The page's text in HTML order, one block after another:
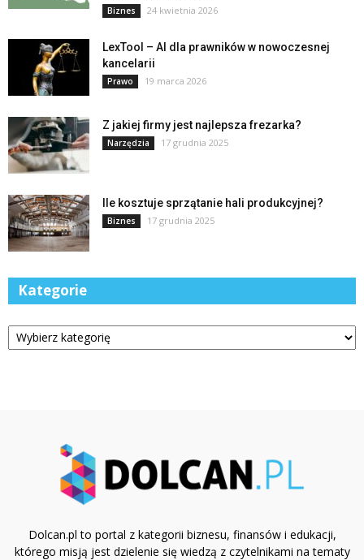
Biznes 24 kwietnia 2026
LexTool – AI dla prawników w nowoczesnej
kancelarii
Prawo 19 marca 2026
Z jakiej firmy jest najlepsza frezarka?
Narzędzia 17 grudnia 2025
Ile kosztuje sprzątanie hali produkcyjnej?
Biznes 17 grudnia 2025
Kategorie
Kategorie
Dolcan.pl to portal z kategorii biznesu, finansów i edukacji,
którego misją jest dzielenie się wiedzą z czytelnikami na tematy